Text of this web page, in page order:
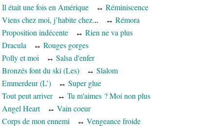
Il était une fois en Amérique
↔ Réminiscence
Viens chez moi, j’habite chez... ↔ Rémora
Proposition indécente
↔ Rien ne va plus
Dracula
↔ Rouges gorges
Polly et moi
↔ Salsa d'enfer
Bronzés font du ski (Les)
↔ Slalom
Emmerdeur (L’)
↔ Super glue
Tout peut arriver ↔ Tu m'aimes ? Moi non plus
Angel Heart
↔ Vain coeur
Corps de mon ennemi
↔ Vengeance froide